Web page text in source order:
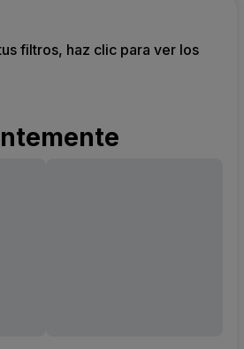
filtros, haz clic para ver los